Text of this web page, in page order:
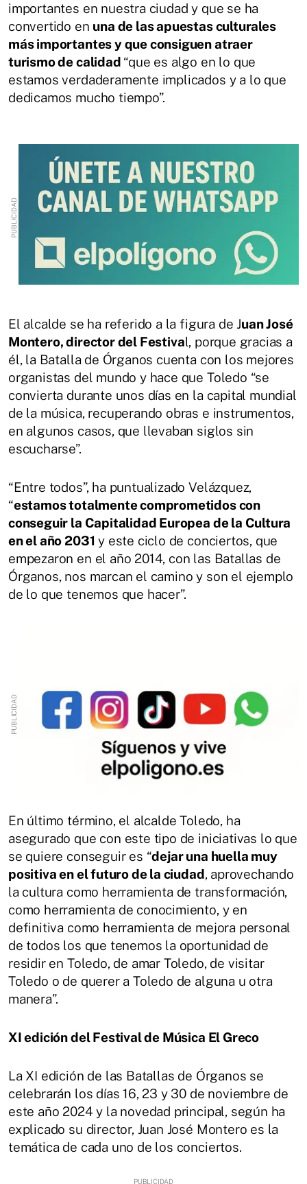
importantes en nuestra ciudad y que se ha
convertido en una de las apuestas culturales
más importantes y que consiguen atraer
turismo de calidad “que es algo en lo que
estamos verdaderamente implicados y a lo que
dedicamos mucho tiempo”.
El alcalde se ha referido a la figura de Juan José
Montero, director del Festival, porque gracias a
él, la Batalla de Órganos cuenta con los mejores
organistas del mundo y hace que Toledo “se
convierta durante unos días en la capital mundial
de la música, recuperando obras e instrumentos,
en algunos casos, que llevaban siglos sin
escucharse”.
“Entre todos”, ha puntualizado Velázquez,
“estamos totalmente comprometidos con
conseguir la Capitalidad Europea de la Cultura
en el año 2031 y este ciclo de conciertos, que
empezaron en el año 2014, con las Batallas de
Órganos, nos marcan el camino y son el ejemplo
de lo que tenemos que hacer”.
En último término, el alcalde Toledo, ha
asegurado que con este tipo de iniciativas lo que
se quiere conseguir es “dejar una huella muy
positiva en el futuro de la ciudad, aprovechando
la cultura como herramienta de transformación,
como herramienta de conocimiento, y en
definitiva como herramienta de mejora personal
de todos los que tenemos la oportunidad de
residir en Toledo, de amar Toledo, de visitar
Toledo o de querer a Toledo de alguna u otra
manera”.
XI edición del Festival de Música El Greco
La XI edición de las Batallas de Órganos se
celebrarán los días 16, 23 y 30 de noviembre de
este año 2024 y la novedad principal, según ha
explicado su director, Juan José Montero es la
temática de cada uno de los conciertos.